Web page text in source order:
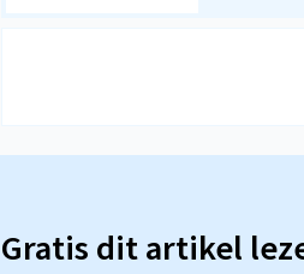
Gratis dit artikel